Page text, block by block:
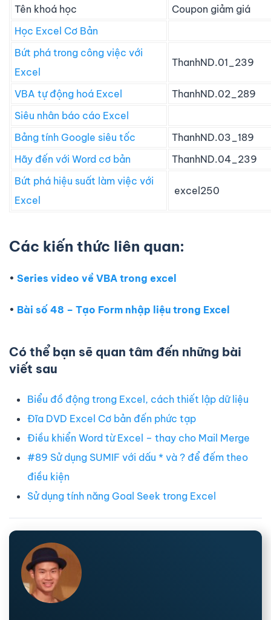
Tên khoá học
Coupon giảm giá
Học Excel Cơ Bản
Bứt phá trong công việc với
Excel
ThanhND.01_239
VBA tự động hoá Excel
ThanhND.02_289
Siêu nhân báo cáo Excel
Bảng tính Google siêu tốc
ThanhND.03_189
Hãy đến với Word cơ bản
ThanhND.04_239
Bứt phá hiệu suất làm việc với
Excel
excel250
Các kiến thức liên quan:
• Series video về VBA trong excel
• Bài số 48 – Tạo Form nhập liệu trong Excel
Có thể bạn sẽ quan tâm đến những bài
viết sau
Biểu đồ động trong Excel, cách thiết lập dữ liệu
Đĩa DVD Excel Cơ bản đến phức tạp
Điều khiển Word từ Excel – thay cho Mail Merge
#89 Sử dụng SUMIF với dấu * và ? để đếm theo
điều kiện
Sử dụng tính năng Goal Seek trong Excel